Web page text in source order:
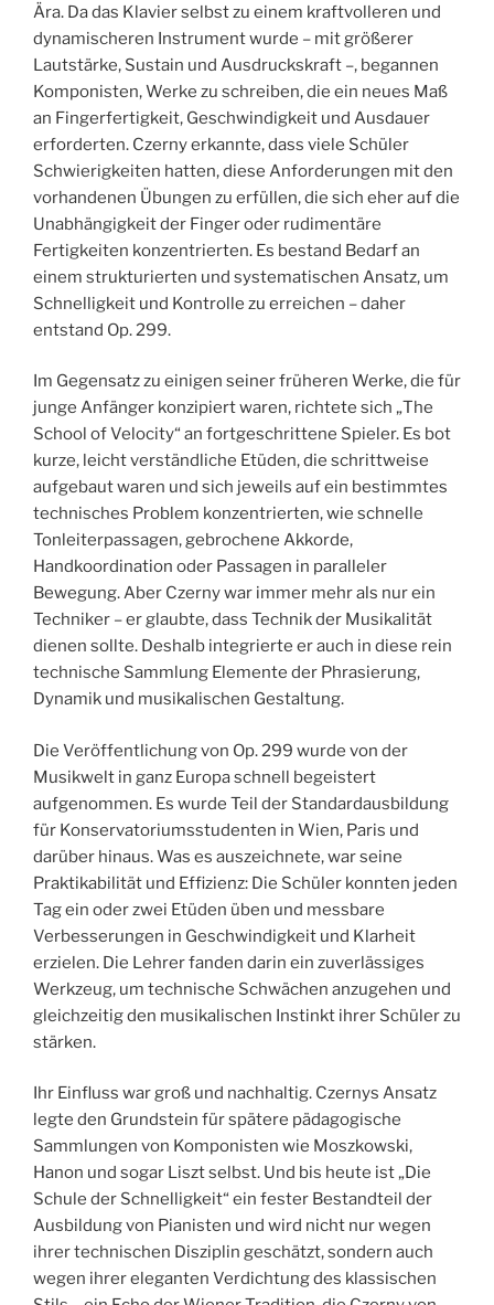
Ära. Da das Klavier selbst zu einem kraftvolleren und
dynamischeren Instrument wurde – mit größerer
Lautstärke, Sustain und Ausdruckskraft –, begannen
Komponisten, Werke zu schreiben, die ein neues Maß
an Fingerfertigkeit, Geschwindigkeit und Ausdauer
erforderten. Czerny erkannte, dass viele Schüler
Schwierigkeiten hatten, diese Anforderungen mit den
vorhandenen Übungen zu erfüllen, die sich eher auf die
Unabhängigkeit der Finger oder rudimentäre
Fertigkeiten konzentrierten. Es bestand Bedarf an
einem strukturierten und systematischen Ansatz, um
Schnelligkeit und Kontrolle zu erreichen – daher
entstand Op. 299.
Im Gegensatz zu einigen seiner früheren Werke, die für
junge Anfänger konzipiert waren, richtete sich „The
School of Velocity“ an fortgeschrittene Spieler. Es bot
kurze, leicht verständliche Etüden, die schrittweise
aufgebaut waren und sich jeweils auf ein bestimmtes
technisches Problem konzentrierten, wie schnelle
Tonleiterpassagen, gebrochene Akkorde,
Handkoordination oder Passagen in paralleler
Bewegung. Aber Czerny war immer mehr als nur ein
Techniker – er glaubte, dass Technik der Musikalität
dienen sollte. Deshalb integrierte er auch in diese rein
technische Sammlung Elemente der Phrasierung,
Dynamik und musikalischen Gestaltung.
Die Veröffentlichung von Op. 299 wurde von der
Musikwelt in ganz Europa schnell begeistert
aufgenommen. Es wurde Teil der Standardausbildung
für Konservatoriumsstudenten in Wien, Paris und
darüber hinaus. Was es auszeichnete, war seine
Praktikabilität und Effizienz: Die Schüler konnten jeden
Tag ein oder zwei Etüden üben und messbare
Verbesserungen in Geschwindigkeit und Klarheit
erzielen. Die Lehrer fanden darin ein zuverlässiges
Werkzeug, um technische Schwächen anzugehen und
gleichzeitig den musikalischen Instinkt ihrer Schüler zu
stärken.
Ihr Einfluss war groß und nachhaltig. Czernys Ansatz
legte den Grundstein für spätere pädagogische
Sammlungen von Komponisten wie Moszkowski,
Hanon und sogar Liszt selbst. Und bis heute ist „Die
Schule der Schnelligkeit“ ein fester Bestandteil der
Ausbildung von Pianisten und wird nicht nur wegen
ihrer technischen Disziplin geschätzt, sondern auch
wegen ihrer eleganten Verdichtung des klassischen